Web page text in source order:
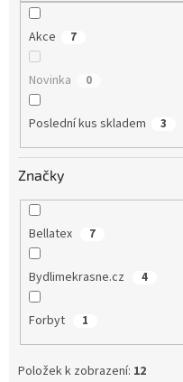
Akce 7
Novinka 0
Poslední kus skladem 3
Značky
Bellatex 7
Bydlimekrasne.cz 4
Forbyt 1
Položek k zobrazení: 12